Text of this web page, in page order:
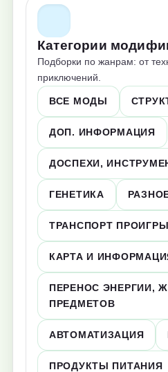
Категории
Подборки по жанрам: от
приключений.
ВСЕ МОДЫ
ДОП. ИНФОРМАЦИЯ
ДОСПЕХИ,
ГЕНЕТИКА
ТРАНСПОРТ
КАРТА И
ПЕРЕНОС ЭНЕРГИИ,
ПРЕДМЕТОВ
АВТОМАТИЗАЦИЯ
ПРОДУКТЫ ПИТАНИЯ